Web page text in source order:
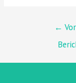
←